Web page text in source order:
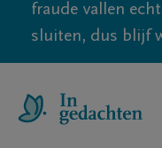
fraude vallen
sluiten, dus blijf